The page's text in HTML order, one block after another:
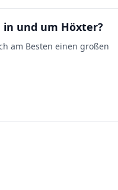
und um Höxter?
am Besten einen großen